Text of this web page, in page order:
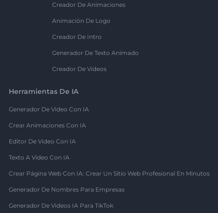
Creador De Animaciones
Animación De Logo
Creador De Intro
Generador De Texto Animado
Creador De Videos
Herramientas De IA
Generador De Video Con IA
Crear Animaciones Con IA
Editor De Video Con IA
Texto A Video Con IA
Crear Página Web Con IA: Crear Un Sitio Web Profesional En Minutos
Generador De Nombres Para Empresas
Generador De Videos IA Para TikTok